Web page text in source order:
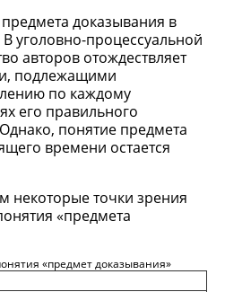
доказывания в
уголовно-процессуальной
авторов отождествляет
подлежащими
по каждому
его правильного
понятие предмета
времени остается
некоторые точки зрения
«предмета
«предмет доказывания»